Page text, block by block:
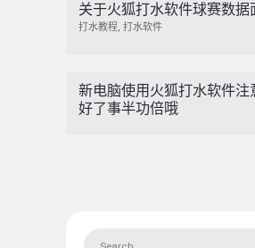
关于火狐打水软件球赛数据
打水教程, 打水软件
新电脑使用火狐打水软件注
好了事半功倍哦